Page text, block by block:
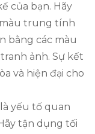
của bạn. Hãy
trung tính
bằng các màu
ảnh. Sự kết
và hiện đại cho
yếu tố quan
tận dụng tối